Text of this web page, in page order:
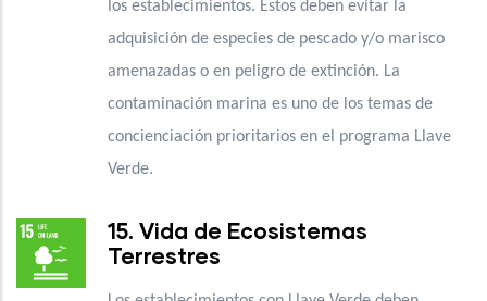
los establecimientos. Éstos deben evitar la
adquisición de especies de pescado y/o marisco
amenazadas o en peligro de extinción. La
contaminación marina es uno de los temas de
concienciación prioritarios en el programa Llave
Verde.
15. Vida de Ecosistemas
Terrestres